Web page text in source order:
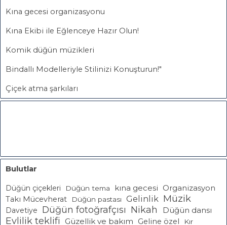
Kına gecesi organizasyonu
Kına Ekibi ile Eğlenceye Hazır Olun!
Komik düğün müzikleri
Bindallı Modelleriyle Stilinizi Konuşturun!"
Çiçek atma şarkıları
Bulutlar
Düğün çiçekleri Düğün tema kına gecesi
Organizasyon
Takı Mücevherat
Düğün pastası Gelinlik Müzik
Davetiye Düğün fotoğrafçısı Nikah Düğün dansı
Evlilik teklifi Güzellik ve bakım Geline özel Kır